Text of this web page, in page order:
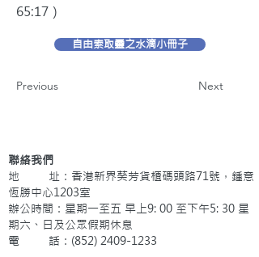
65:17）
自由索取靈之水滴小冊子
Previous Next
聯絡我們
地 址：香港新界葵芳貨櫃碼頭路71號，鍾意
恆勝中心1203室
辦公時間：星期一至五 早上9: 00 至下午5: 30 星
期六、日及公眾假期休息
電 話：(852) 2409-1233